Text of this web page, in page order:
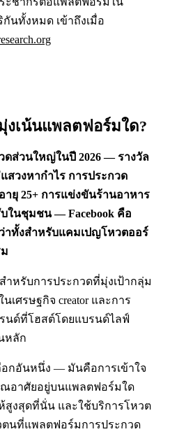
นทั้งหมด เข้าถึงเมื่อ
เน้นแพลตฟอร์มใด?
ส่วนใหญ่ในปี 2026 — รางวัล
วงหากำไร การประกวด
ยุ 25+ การแข่งขันร้านอาหาร
ในชุมชน — Facebook คือ
าทั้งสำหรับแคมเปญโหวตออร์
ำหรับการประกวดที่มุ่งเป้ากลุ่ม
เศรษฐกิจ creator และการ
นด์ที่โฮสต์โดยแบรนด์ไลฟ์
หลัก
กอันหนึ่ง — มันคือการเข้าใจ
อาศัยอยู่บนแพลตฟอร์มใด
สูงสุดที่นั่น และใช้บริการโหวต
นที่แพลตฟอร์มการประกวด